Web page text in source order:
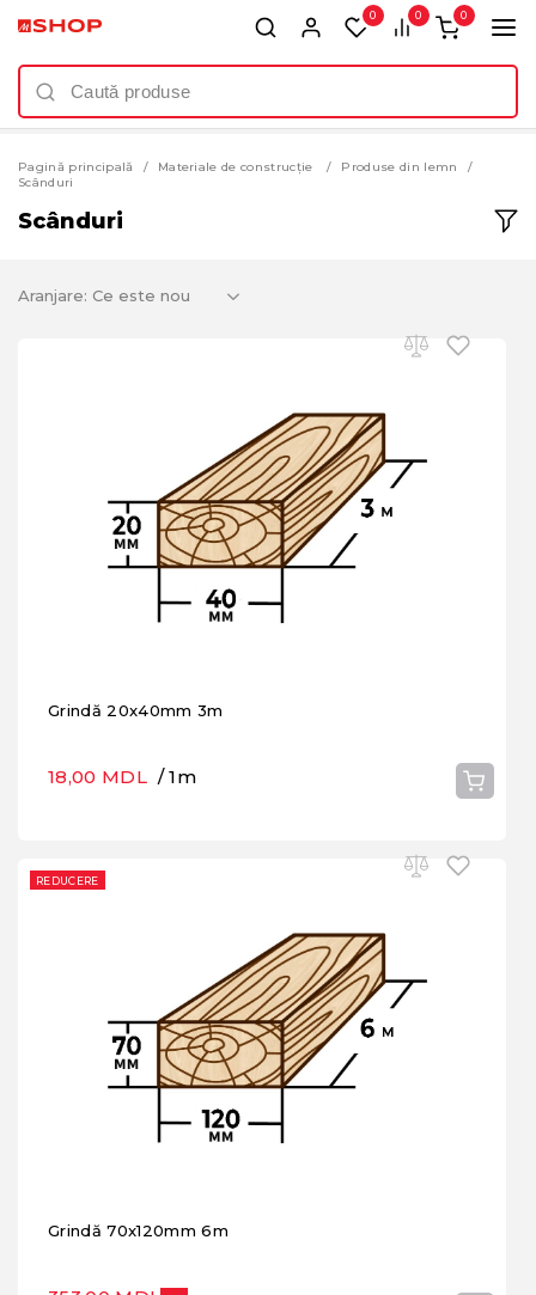
0 0 0
Pagină principală Materiale de construcție
Produse din lemn
Scânduri
Scânduri
Aranjare:
Grindă 20x40mm 3m
18,00 MDL / 1m
REDUCERE
Grindă 70x120mm 6m